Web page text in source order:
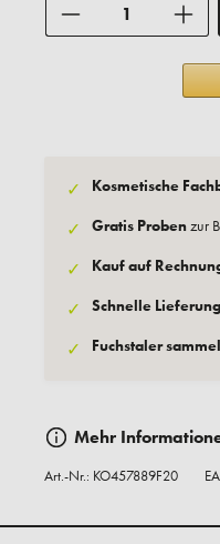
✓ Kosmetische
✓ Gratis Probenzur
✓ Kauf auf
✓ Schnelle Lieferung
✓ Fuchstaler
Mehr
Art.-Nr.: KO457889F20